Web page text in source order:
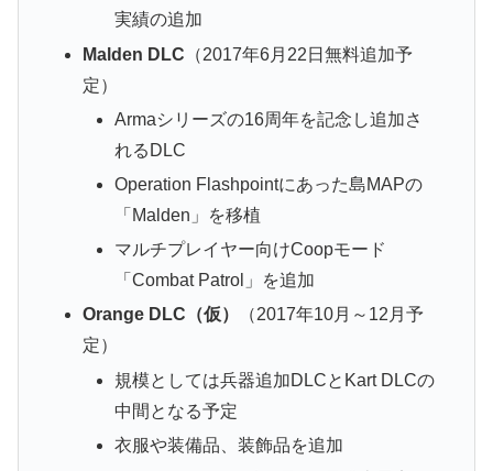
実績の追加
Malden DLC （2017年6月22日無料追加予
定）
Armaシリーズの16周年を記念し追加さ
れるDLC
Operation Flashpointにあった島MAPの
「Malden」を移植
マルチプレイヤー向けCoopモード
「Combat Patrol」を追加
Orange DLC（仮）
（2017年10月～12月予
定）
規模としては兵器追加DLCとKart DLCの
中間となる予定
衣服や装備品、装飾品を追加